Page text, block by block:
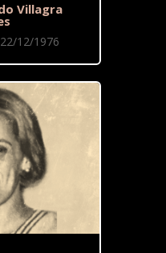
Villagra
12/1976